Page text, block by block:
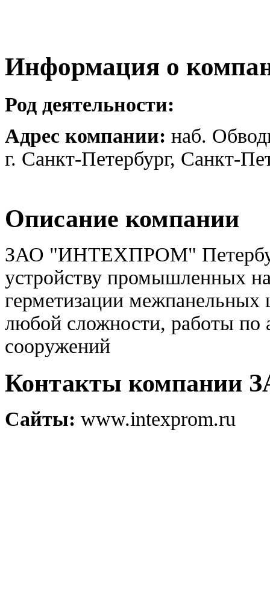
Информация о
Род деятельности:
Адрес компании: наб.
г. Санкт-Петербург, Санкт-
Описание компании
ЗАО "ИНТЕХПРОМ"
устройству промышленных
герметизации межпанельных
любой сложности, работы по
сооружений
Контакты
Сайты: www.intexprom.ru